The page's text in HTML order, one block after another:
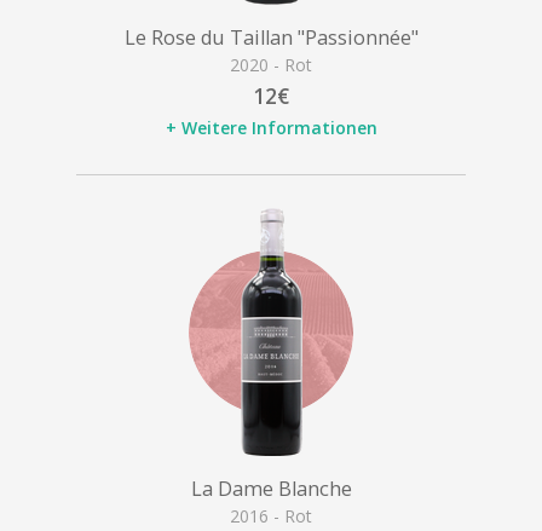
Le Rose du Taillan "Passionnée"
2020 - Rot
12€
+ Weitere Informationen
La Dame Blanche
2016 - Rot